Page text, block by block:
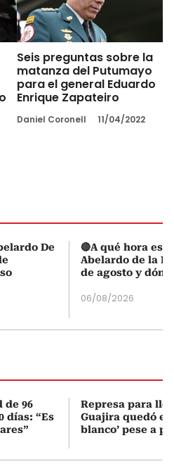
Seis preguntas sobre la
matanza del Putumayo
para el general Eduardo
Enrique Zapateiro
Daniel Coronell 11/04/2022
De
🔴A qué hora es
Abelardo de la
de agosto y
06/08/2026
de 96
días: “Es
Represa para
Guajira quedó en
blanco’ pese a